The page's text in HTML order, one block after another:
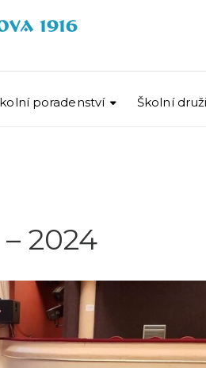
poradenství Školní
2024